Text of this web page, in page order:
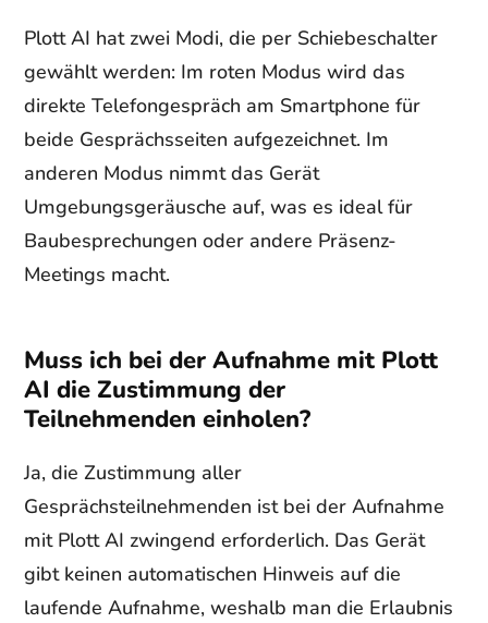
Plott AI hat zwei Modi, die per Schiebeschalter
gewählt werden: Im roten Modus wird das
direkte Telefongespräch am Smartphone für
beide Gesprächsseiten aufgezeichnet. Im
anderen Modus nimmt das Gerät
Umgebungsgeräusche auf, was es ideal für
Baubesprechungen oder andere Präsenz-
Meetings macht.
Muss ich bei der Aufnahme mit Plott
AI die Zustimmung der
Teilnehmenden einholen?
Ja, die Zustimmung aller
Gesprächsteilnehmenden ist bei der Aufnahme
mit Plott AI zwingend erforderlich. Das Gerät
gibt keinen automatischen Hinweis auf die
laufende Aufnahme, weshalb man die Erlaubnis